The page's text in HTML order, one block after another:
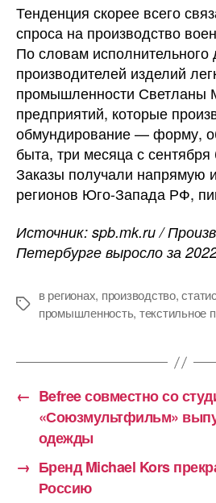
Тенденция скорее всего
спроса на производство
По словам
производителей изделий
промышленности Светланы
предприятий, которые
обмундирование — форму,
быта, три месяца с
Заказы получали напрямую
регионов Юго-Запада РФ,
Источник: spb.mk.ru /
Петербурге выросло за
Метки
в регионах, производство,
промышленность, текстильное
← Befree совместно со
«Союзмультфильм»
одежды
→ Бренд Michael Kors
Россию